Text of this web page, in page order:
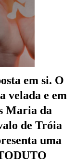
em si. O
velada e em
Maria da
de Tróia
uma